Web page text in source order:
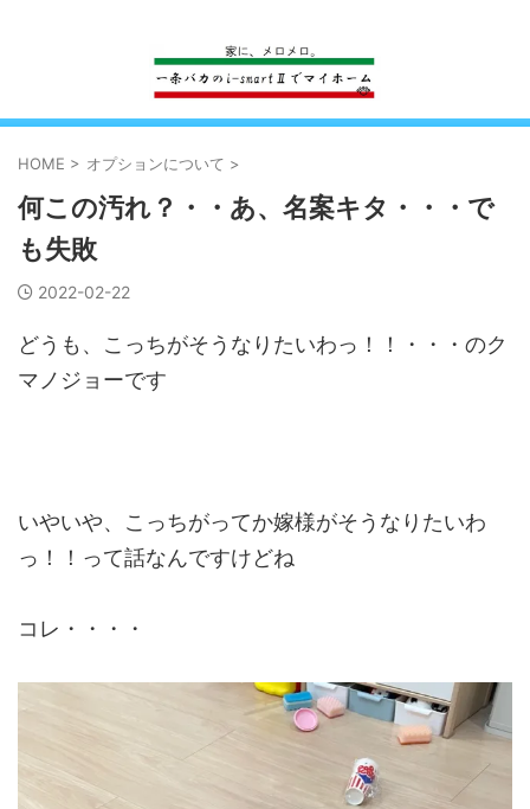
HOME > オプションについて >
何この汚れ？・・あ、名案キタ・・・で
も失敗
2022-02-22
どうも、こっちがそうなりたいわっ！！・・・のク
マノジョーです
いやいや、こっちがってか嫁様がそうなりたいわ
っ！！って話なんですけどね
コレ・・・・